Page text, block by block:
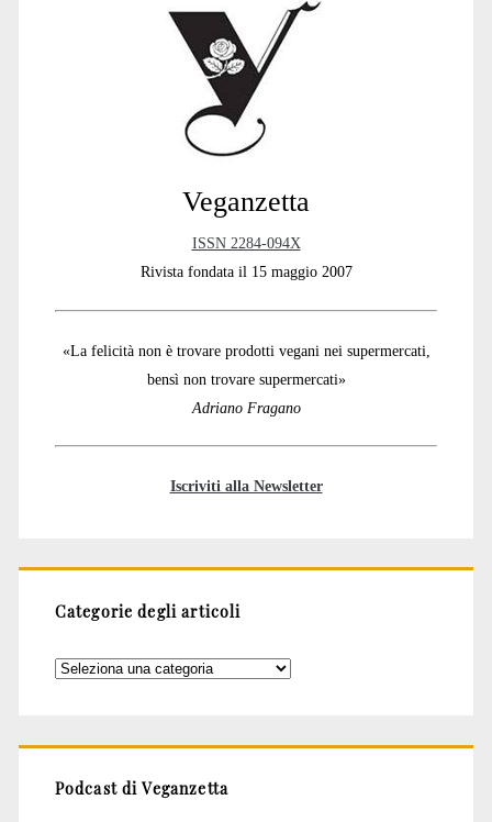
Veganzetta
ISSN 2284-094X
Rivista fondata il 15 maggio 2007
«La felicità non è trovare prodotti vegani nei supermercati,
bensì non trovare supermercati»
Adriano Fragano
Iscriviti alla Newsletter
Categorie degli articoli
Categorie
Podcast di Veganzetta